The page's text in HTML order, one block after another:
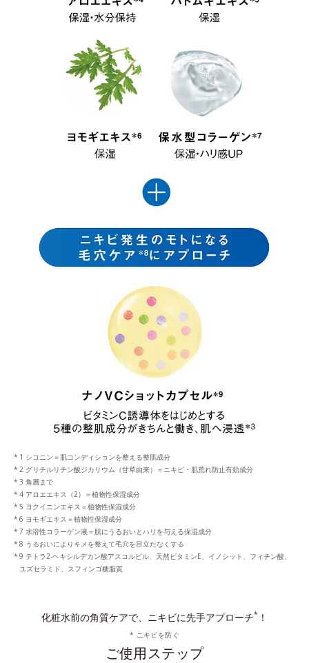
1 シコニン＝肌コンディションを整える整肌成分
2 グリチルリチン酸ジカリウム（甘草由来）＝ニキビ・肌荒れ防止有効成分
3 角層まで
4 アロエエキス（2）＝植物性保湿成分
5 ヨクイニンエキス＝植物性保湿成分
6 ヨモギエキス＝植物性保湿成分
7 水溶性コラーゲン液＝肌にうるおいとハリを与える保湿成分
8 うるおいによりキメを整えて毛穴を目立たなくする
9 テトラ2-ヘキシルデカン酸アスコルビル、天然ビタミンE、イノシット、フィチン酸、
ユズセラミド、スフィンゴ糖脂質
化粧水前の角質ケアで、ニキビに先手アプローチ* ！
* ニキビを防ぐ
ご使用ステップ